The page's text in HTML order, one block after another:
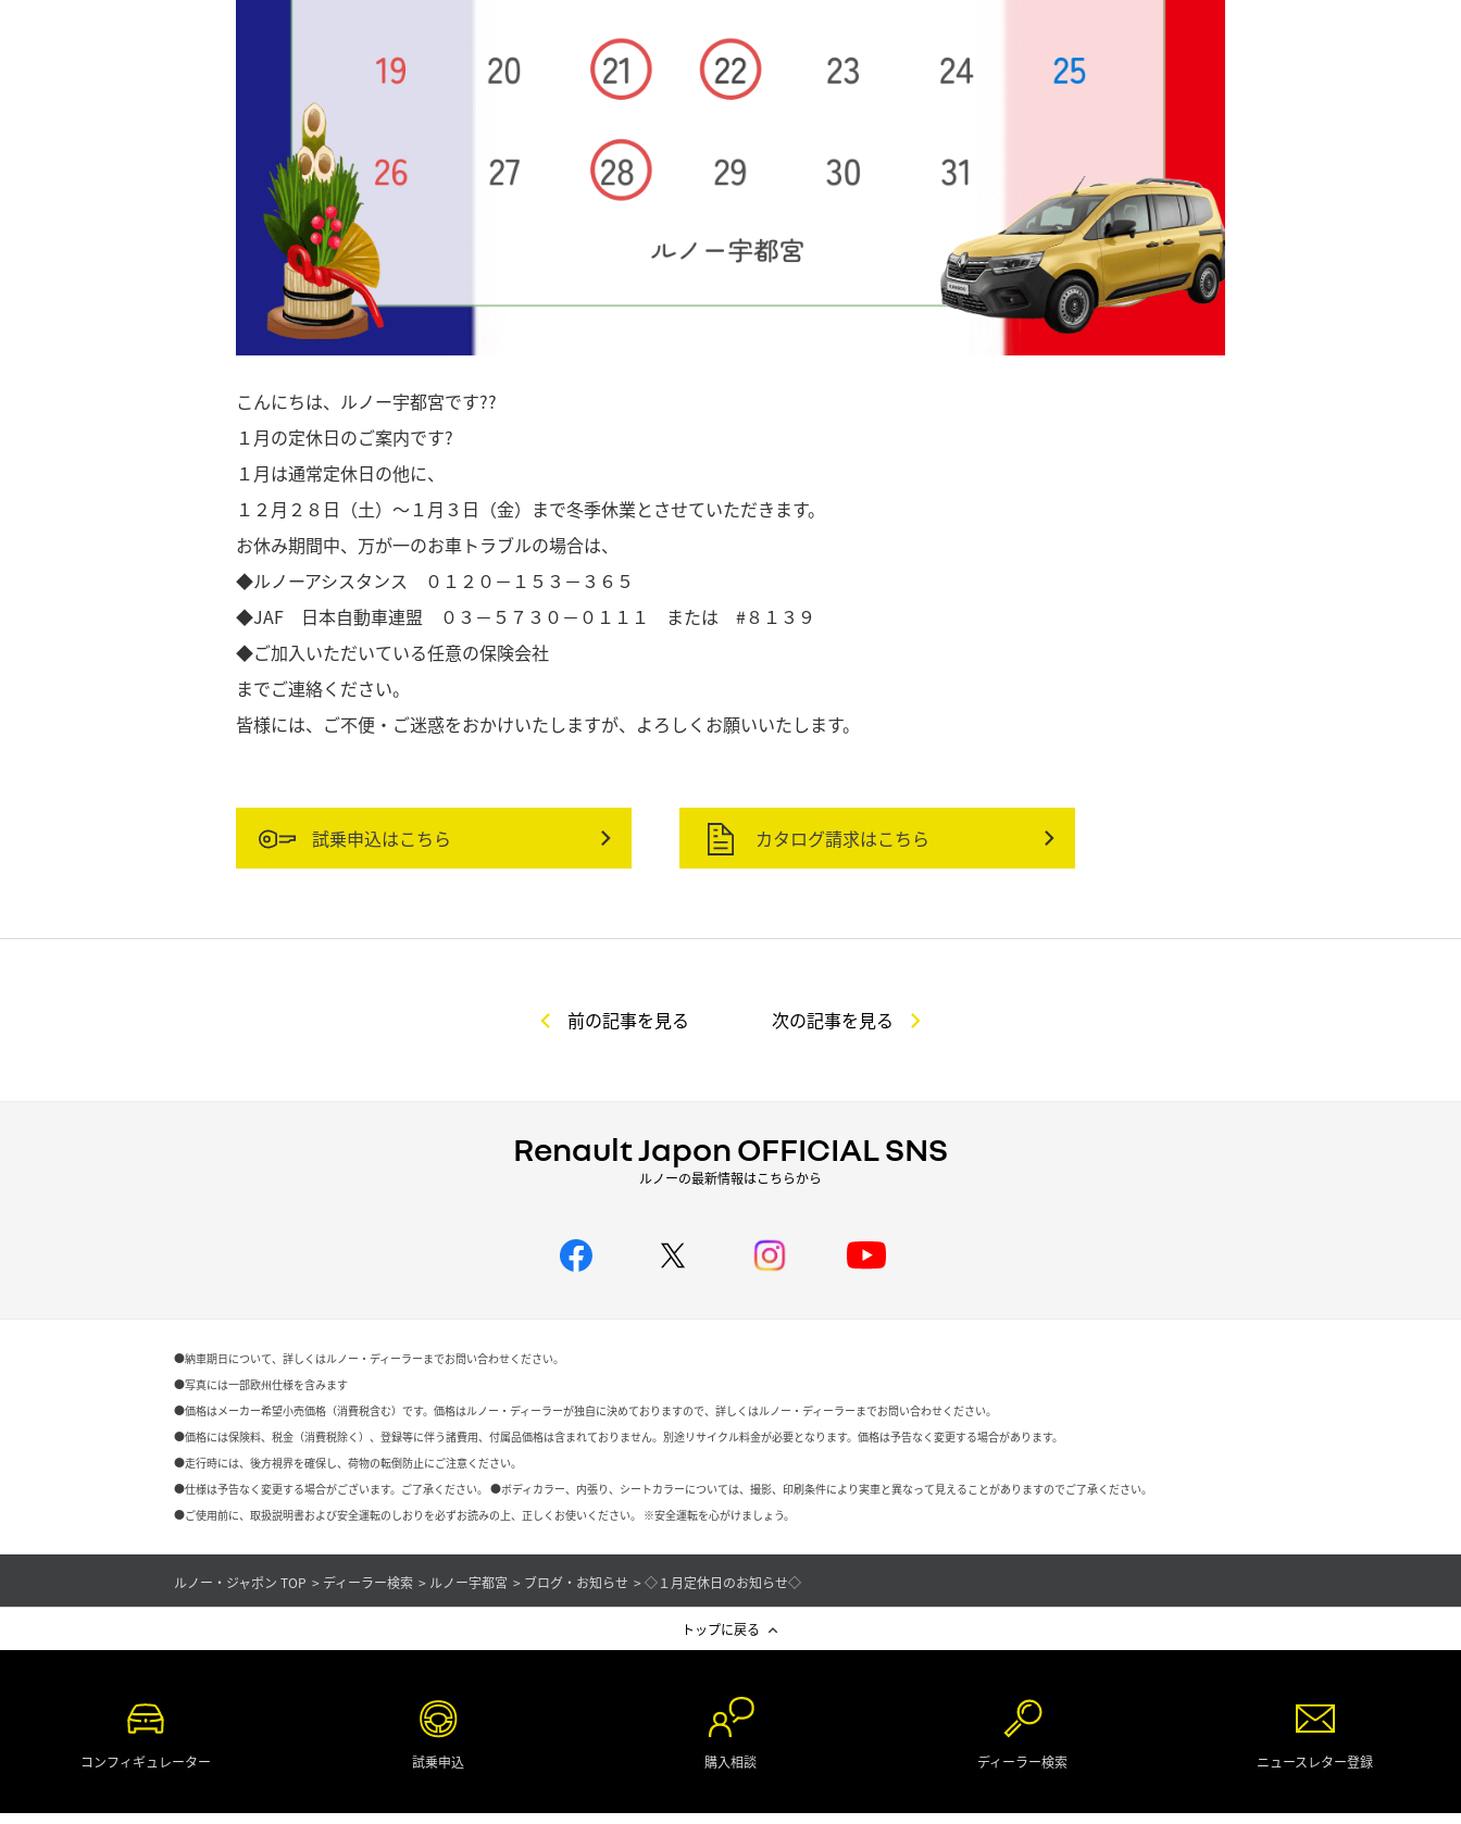
こんにちは、ルノー宇都宮です??
１月の定休日のご案内です?
１月は通常定休日の他に、
１２月２８日（土）～１月３日（金）まで冬季休業とさせていただきます。
お休み期間中、万が一のお車トラブルの場合は、
◆ルノーアシスタンス ０１２０－１５３－３６５
◆JAF 日本自動車連盟 ０３－５７３０－０１１１ または #８１３９
◆ご加入いただいている任意の保険会社
までご連絡ください。
皆様には、ご不便・ご迷惑をおかけいたしますが、よろしくお願いいたします。
試乗申込はこちら カタログ請求はこちら
前の記事を見る 次の記事を見る
Renault Japon OFFICIAL SNS
ルノーの最新情報はこちらから
●納車期日について、詳しくはルノー・ディーラーまでお問い合わせください。
●写真には一部欧州仕様を含みます
●価格はメーカー希望小売価格（消費税含む）です。価格はルノー・ディーラーが独自に決めておりますので、詳しくはルノー・ディーラーまでお問い合わせください。
●価格には保険料、税金（消費税除く）、登録等に伴う諸費用、付属品価格は含まれておりません。別途リサイクル料金が必要となります。価格は予告なく変更する場合があります。
●走行時には、後方視界を確保し、荷物の転倒防止にご注意ください。
●仕様は予告なく変更する場合がございます。ご了承ください。 ●ボディカラー、内張り、シートカラーについては、撮影、印刷条件により実車と異なって見えることがありますのでご了承ください。
●ご使用前に、取扱説明書および安全運転のしおりを必ずお読みの上、正しくお使いください。 ※安全運転を心がけましょう。
ルノー・ジャポン TOP ディーラー検索 ルノー宇都宮 ブログ・お知らせ ◇１月定休日のお知らせ◇
トップに戻る
コンフィギュレーター 試乗申込 購入相談 ディーラー検索 ニュースレター登録